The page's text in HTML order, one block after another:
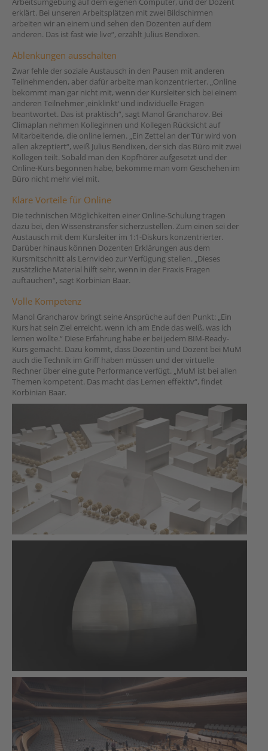
erklärt. Bei unseren Arbeitsplätzen mit zwei Bildschirmen
arbeiten wir an einem und sehen den Dozenten auf dem
anderen. Das ist fast wie live“, erzählt Julius Bendixen.
Ablenkungen ausschalten
Zwar fehle der soziale Austausch in den Pausen mit anderen
Teilnehmenden, aber dafür arbeite man konzentrierter. „Online
bekommt man gar nicht mit, wenn der Kursleiter sich bei einem
anderen Teilnehmer ‚einklinkt‘ und individuelle Fragen
beantwortet. Das ist praktisch“, sagt Manol Grancharov. Bei
Climaplan nehmen Kolleginnen und Kollegen Rücksicht auf
Mitarbeitende, die online lernen. „Ein Zettel an der Tür wird von
allen akzeptiert“, weiß Julius Bendixen, der sich das Büro mit zwei
Kollegen teilt. Sobald man den Kopfhörer aufgesetzt und der
Online-Kurs begonnen habe, bekomme man vom Geschehen im
Büro nicht mehr viel mit.
Klare Vorteile für Online
Die technischen Möglichkeiten einer Online-Schulung tragen
dazu bei, den Wissenstransfer sicherzustellen. Zum einen sei der
Austausch mit dem Kursleiter im 1:1-Diskurs konzentrierter.
Darüber hinaus können Dozenten Erklärungen aus dem
Kursmitschnitt als Lernvideo zur Verfügung stellen. „Dieses
zusätzliche Material hilft sehr, wenn in der Praxis Fragen
auftauchen“, sagt Korbinian Baar.
Volle Kompetenz
Manol Grancharov bringt seine Ansprüche auf den Punkt: „Ein
Kurs hat sein Ziel erreicht, wenn ich am Ende das weiß, was ich
lernen wollte.“ Diese Erfahrung habe er bei jedem BIM-Ready-
Kurs gemacht. Dazu kommt, dass Dozentin und Dozent bei MuM
auch die Technik im Griff haben müssen und der virtuelle
Rechner über eine gute Performance verfügt. „MuM ist bei allen
Themen kompetent. Das macht das Lernen effektiv“, findet
Korbinian Baar.